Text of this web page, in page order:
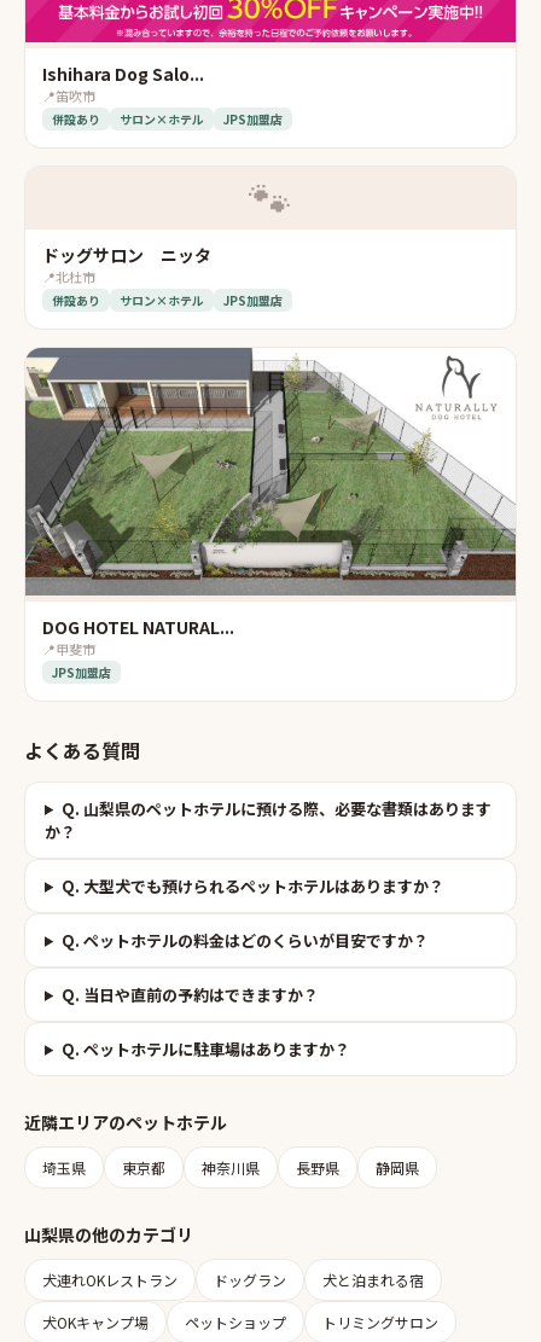
Ishihara Dog Salo...
📍笛吹市
併設あり サロン×ホテル JPS加盟店
🐾
ドッグサロン ニッタ
📍北杜市
併設あり サロン×ホテル JPS加盟店
DOG HOTEL NATURAL...
📍甲斐市
JPS加盟店
よくある質問
Q. 山梨県のペットホテルに預ける際、必要な書類はあります
か？
Q. 大型犬でも預けられるペットホテルはありますか？
Q. ペットホテルの料金はどのくらいが目安ですか？
Q. 当日や直前の予約はできますか？
Q. ペットホテルに駐車場はありますか？
近隣エリアのペットホテル
埼玉県 東京都 神奈川県 長野県 静岡県
山梨県の他のカテゴリ
犬連れOKレストラン ドッグラン 犬と泊まれる宿
犬OKキャンプ場 ペットショップ トリミングサロン